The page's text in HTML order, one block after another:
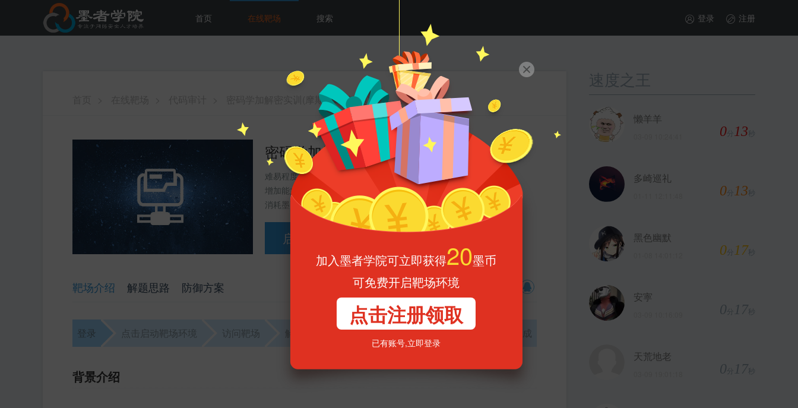
首页 在线靶场 搜索 登录 注册
密码学加解密实训(摩斯密码第2题)
密码学加解密实训(摩斯密码第2题)
难易程度 :
增加能力 : 60 (完成可获得能力值)
消耗墨币 : 3墨币
分类 :
代码审计
标签 :
加密 密码学
启动靶场环境
靶场介绍 解题思路 防御方案 收藏 分享到
登录 点击启动靶场环境 访问靶场 解题找到KEY 提交KEY 发表解题思路 完成
背景介绍
速度之王
0 13秒
懒羊羊
0 13秒
多崎巡礼
0 17秒
黑色幽默
0 17秒
安寕
0 17秒
天荒地老
加入墨者学院可立即获得20墨币
可免费开启靶场环境
点击注册领取
已有账号,立即登录